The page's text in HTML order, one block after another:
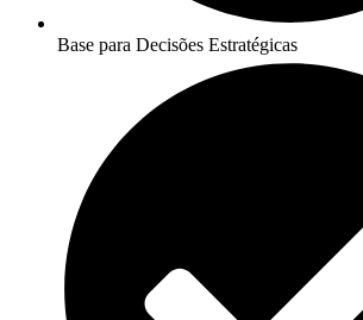
Base para Decisões Estratégicas